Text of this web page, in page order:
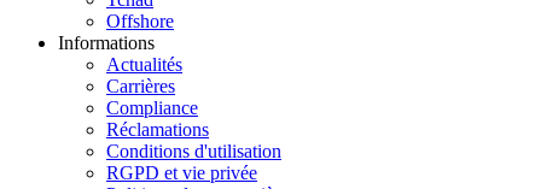
Offshore
Informations
Actualités
Carrières
Compliance
Réclamations
Conditions d'utilisation
RGPD et vie privée